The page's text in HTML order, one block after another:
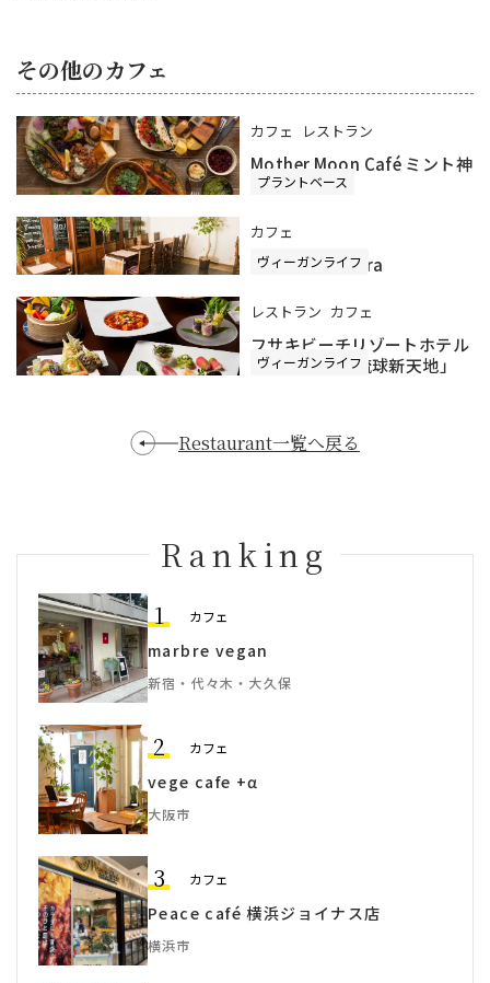
その他のカフェ
カフェ レストラン
Mother Moon Café ミント神
戸店
プラントベース
カフェ
VeganCafé terra
ヴィーガンライフ
レストラン カフェ
フサキビーチリゾートホテル
＆ヴィラズ 「琉球新天地」
ヴィーガンライフ
Ranking
1 カフェ
marbre vegan
新宿・代々木・大久保
2 カフェ
vege cafe +α
大阪市
3 カフェ
Peace café 横浜ジョイナス店
横浜市
Restaurant一覧へ戻る